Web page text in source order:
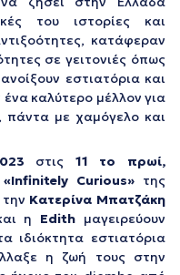
του ιστορίες και
κατάφεραν
σε γειτονιές όπως
εστιατόρια και
καλύτερο μέλλον για
πάντα με χαμόγελο και
στις 11 το πρωί,
«Infinitely Curious»της
Κατερίνα Μπατζάκη
η Edith μαγειρεύουν
ιδιόκτητα εστιατόρια
η ζωή τους στην